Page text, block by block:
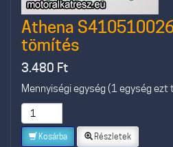
Athena
tömítés
3.480 Ft
Mennyiségi egység (1 egység ezt
Kosárba Részletek